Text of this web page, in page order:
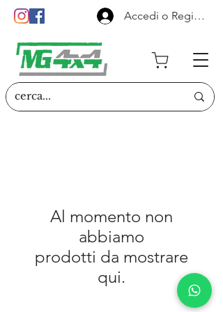
Accedi o Registrati
Al momento non
abbiamo
prodotti da mostrare
qui.